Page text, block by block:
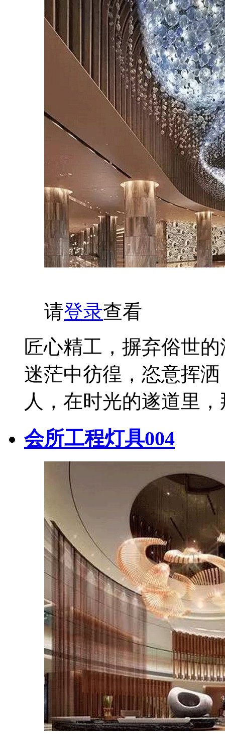
请登录查看
匠心精工，摒弃俗世
迷茫中彷徨，恣意挥
人，在时光的遂道里
会所工程灯具004